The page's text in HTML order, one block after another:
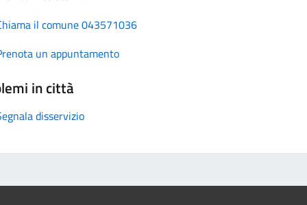
il comune 043571036
un appuntamento
in città
disservizio